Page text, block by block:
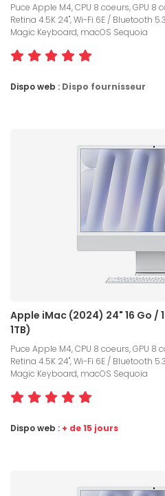
Puce Apple M4, CPU 8 coeurs, GPU 8
Retina 4.5K 24", Wi-Fi 6E / Bluetooth
Magic Keyboard, macOS Sequoia
Dispo web : Dispo fournisseur
Apple iMac (2024) 24" 16 Go /
1TB)
Puce Apple M4, CPU 8 coeurs, GPU 8
Retina 4.5K 24", Wi-Fi 6E / Bluetooth
Magic Keyboard, macOS Sequoia
Dispo web : + de 15 jours